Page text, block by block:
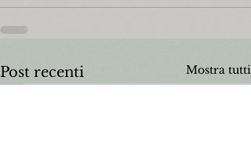
Post recenti Mostra tutti